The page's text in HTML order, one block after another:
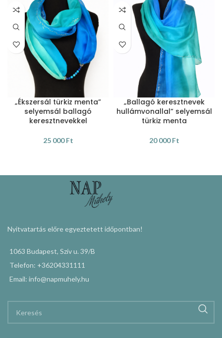
„Ékszersál türkiz menta”
selyemsál ballagó
keresztnevekkel
25 000Ft
„Ballagó keresztnevek
hullámvonallal” selyemsál
türkiz menta
20 000Ft
Nyitvatartás előre egyeztetett időpontban!
1063 Budapest, Szív u. 39/B
Telefon: +36204331111
Email: info@napmuhely.hu